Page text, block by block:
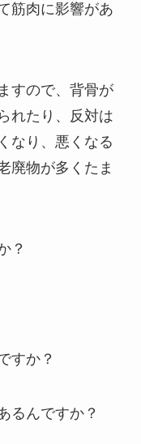
筋肉に影響があ
すので、背骨が
れたり、反対は
なり、悪くなる
廃物が多くたま
？
すか？
るんですか？